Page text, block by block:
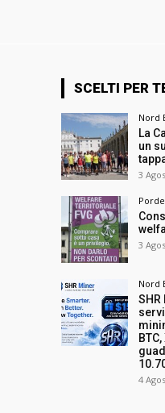
SCELTI PER
Nord
La
un
3
3
Nord
4